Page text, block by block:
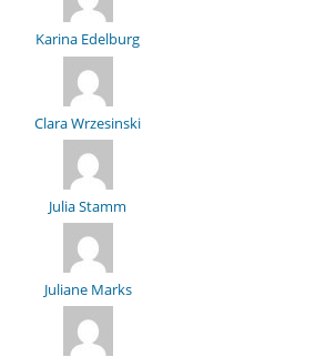
Karina Edelburg
Clara Wrzesinski
Julia Stamm
Juliane Marks